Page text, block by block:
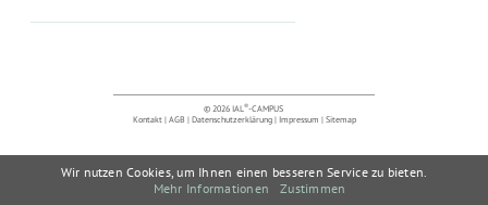
© 2026 IAL ®-CAMPUS
Kontakt|AGB|Datenschutzerklärung|Impressum |Sitemap
Wir nutzen Cookies, um Ihnen einen besseren Service zu bieten.
Mehr Informationen
Zustimmen